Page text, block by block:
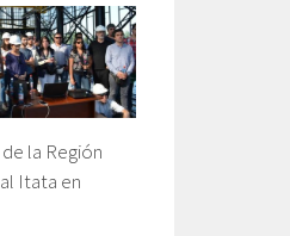
la Región
Itata en